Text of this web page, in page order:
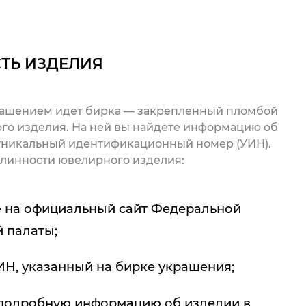
ИЗДЕЛИЯ
идет бирка — закрепленный пломбой
изделия. На ней вы найдете информацию об
идентификационный номер (УИН).
ювелирного изделия:
на официальный сайт Федеральной
палаты;
указанный на бирке украшения;